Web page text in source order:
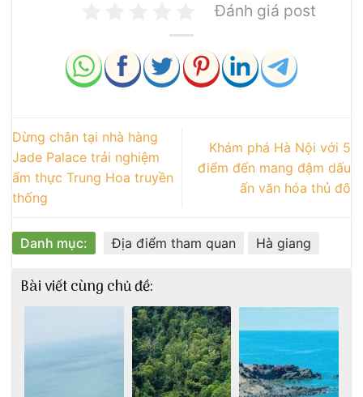
Đánh giá post
Dừng chân tại nhà hàng
Jade Palace trải nghiệm
ẩm thực Trung Hoa truyền
thống
Khám phá Hà Nội với 5
điểm đến mang đậm dấu
ấn văn hóa thủ đô
Danh mục: Địa điểm tham quan Hà giang
Bài viết cùng chủ đề: